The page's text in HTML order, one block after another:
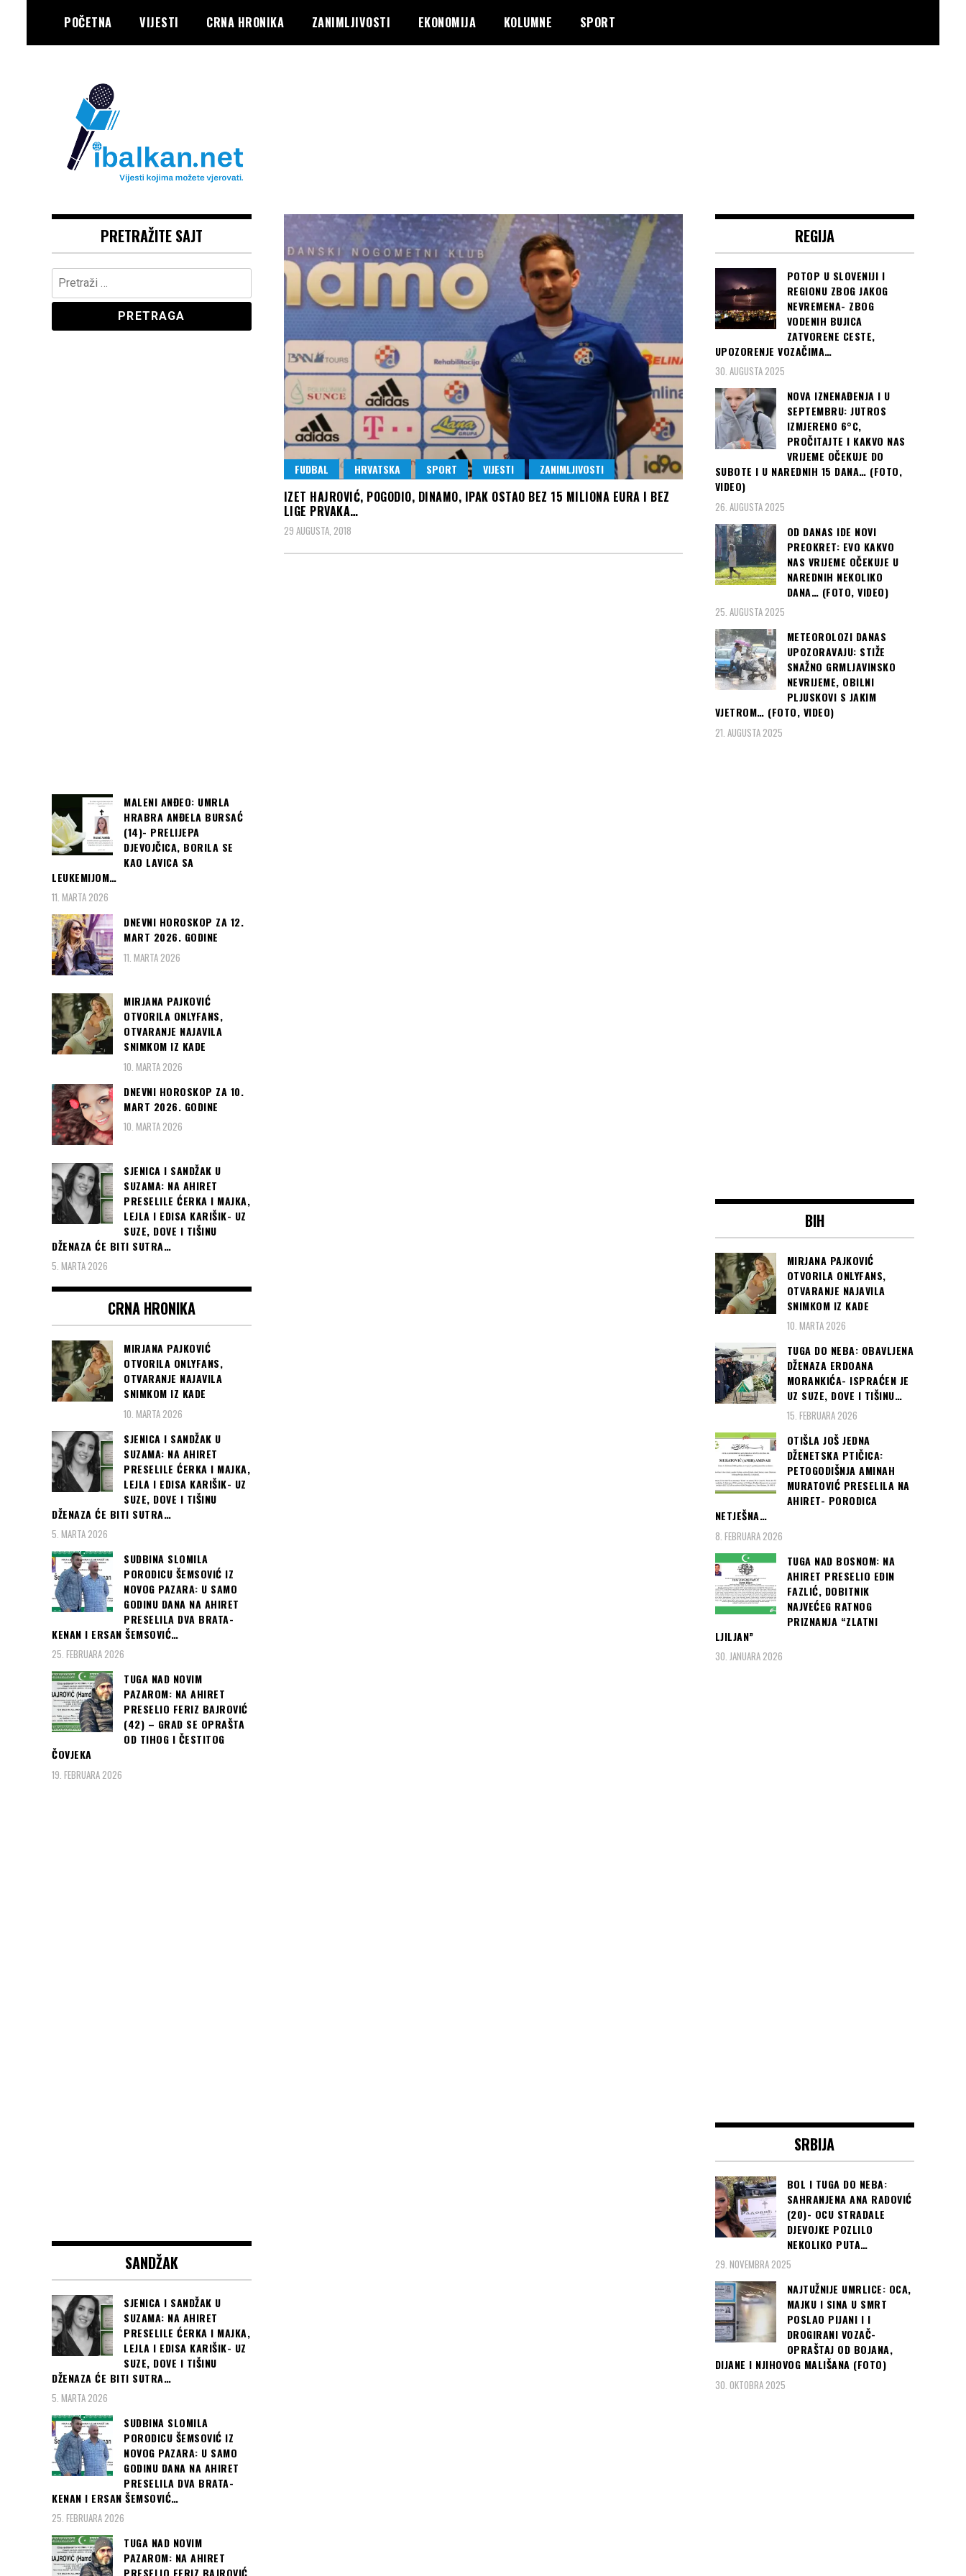
content
POČETNA VIJESTI CRNA HRONIKA ZANIMLJIVOSTI EKONOMIJA KOLUMNE SPORT
IBALKAN
FUDBAL HRVATSKA SPORT VIJESTI ZANIMLJIVOSTI
IZET HAJROVIĆ, POGODIO, DINAMO, IPAK OSTAO BEZ 15 MILIONA EURA I BEZ
LIGE PRVAKA…
29 AUGUSTA, 2018
PRETRAŽITE SAJT
Pretraga:
MALENI ANĐEO: UMRLA
HRABRA ANĐELA BURSAĆ
(14)- PRELIJEPA
DJEVOJČICA, BORILA SE
KAO LAVICA SA
LEUKEMIJOM…
11. MARTA 2026
DNEVNI HOROSKOP ZA 12.
MART 2026. GODINE
11. MARTA 2026
MIRJANA PAJKOVIĆ
OTVORILA ONLYFANS,
OTVARANJE NAJAVILA
SNIMKOM IZ KADE
10. MARTA 2026
DNEVNI HOROSKOP ZA 10.
MART 2026. GODINE
10. MARTA 2026
SJENICA I SANDŽAK U
SUZAMA: NA AHIRET
PRESELILE ĆERKA I MAJKA,
LEJLA I EDISA KARIŠIK- UZ
SUZE, DOVE I TIŠINU
DŽENAZA ĆE BITI SUTRA…
5. MARTA 2026
CRNA HRONIKA
MIRJANA PAJKOVIĆ
OTVORILA ONLYFANS,
OTVARANJE NAJAVILA
SNIMKOM IZ KADE
10. MARTA 2026
SJENICA I SANDŽAK U
SUZAMA: NA AHIRET
PRESELILE ĆERKA I MAJKA,
LEJLA I EDISA KARIŠIK- UZ
SUZE, DOVE I TIŠINU
DŽENAZA ĆE BITI SUTRA…
5. MARTA 2026
SUDBINA SLOMILA
PORODICU ŠEMSOVIĆ IZ
NOVOG PAZARA: U SAMO
GODINU DANA NA AHIRET
PRESELILA DVA BRATA-
KENAN I ERSAN ŠEMSOVIĆ…
25. FEBRUARA 2026
TUGA NAD NOVIM
PAZAROM: NA AHIRET
PRESELIO FERIZ BAJROVIĆ
(42) – GRAD SE OPRAŠTA
OD TIHOG I ČESTITOG
ČOVJEKA
19. FEBRUARA 2026
SANDŽAK
SJENICA I SANDŽAK U
SUZAMA: NA AHIRET
PRESELILE ĆERKA I MAJKA,
LEJLA I EDISA KARIŠIK- UZ
SUZE, DOVE I TIŠINU
DŽENAZA ĆE BITI SUTRA…
5. MARTA 2026
SUDBINA SLOMILA
PORODICU ŠEMSOVIĆ IZ
NOVOG PAZARA: U SAMO
GODINU DANA NA AHIRET
PRESELILA DVA BRATA-
KENAN I ERSAN ŠEMSOVIĆ…
25. FEBRUARA 2026
TUGA NAD NOVIM
PAZAROM: NA AHIRET
REGIJA
POTOP U SLOVENIJI I
REGIONU ZBOG JAKOG
NEVREMENA- ZBOG
VODENIH BUJICA
ZATVORENE CESTE,
UPOZORENJE VOZAČIMA…
30. AUGUSTA 2025
NOVA IZNENAĐENJA I U
SEPTEMBRU: JUTROS
IZMJERENO 6°C,
PROČITAJTE I KAKVO NAS
VRIJEME OČEKUJE DO
SUBOTE I U NAREDNIH 15 DANA… (FOTO,
VIDEO)
26. AUGUSTA 2025
OD DANAS IDE NOVI
PREOKRET: EVO KAKVO
NAS VRIJEME OČEKUJE U
NAREDNIH NEKOLIKO
DANA… (FOTO, VIDEO)
25. AUGUSTA 2025
METEOROLOZI DANAS
UPOZORAVAJU: STIŽE
SNAŽNO GRMLJAVINSKO
NEVRIJEME, OBILNI
PLJUSKOVI S JAKIM
VJETROM… (FOTO, VIDEO)
21. AUGUSTA 2025
BIH
MIRJANA PAJKOVIĆ
OTVORILA ONLYFANS,
OTVARANJE NAJAVILA
SNIMKOM IZ KADE
10. MARTA 2026
TUGA DO NEBA: OBAVLJENA
DŽENAZA ERDOANA
MORANKIĆA- ISPRAĆEN JE
UZ SUZE, DOVE I TIŠINU…
15. FEBRUARA 2026
OTIŠLA JOŠ JEDNA
DŽENETSKA PTIČICA:
PETOGODIŠNJA AMINAH
MURATOVIĆ PRESELILA NA
AHIRET- PORODICA
NETJEŠNA…
8. FEBRUARA 2026
TUGA NAD BOSNOM: NA
AHIRET PRESELIO EDIN
FAZLIĆ, DOBITNIK
NAJVEĆEG RATNOG
PRIZNANJA “ZLATNI
LJILJAN”
30. JANUARA 2026
SRBIJA
BOL I TUGA DO NEBA:
SAHRANJENA ANA RADOVIĆ
(20)- OCU STRADALE
DJEVOJKE POZLILO
NEKOLIKO PUTA…
29. NOVEMBRA 2025
NAJTUŽNIJE UMRLICE: OCA,
MAJKU I SINA U SMRT
POSLAO PIJANI I I
DROGIRANI VOZAČ-
OPRAŠTAJ OD BOJANA,
DIJANE I NJIHOVOG MALIŠANA (FOTO)
30. OKTOBRA 2025